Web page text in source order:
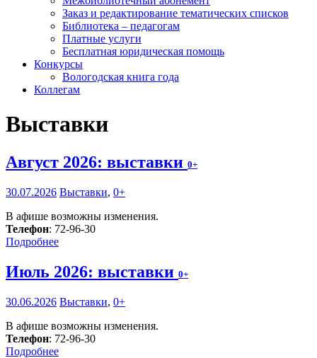
Заказ и редактирование тематических списков
Библиотека – педагогам
Платные услуги
Бесплатная юридическая помощь
Конкурсы
Вологодская книга года
Коллегам
Выставки
Август 2026: выставки 0+
30.07.2026 Выставки, 0+
В афише возможны изменения.
Телефон: 72-96-30
Подробнее
Июль 2026: выставки 0+
30.06.2026 Выставки, 0+
В афише возможны изменения.
Телефон: 72-96-30
Подробнее